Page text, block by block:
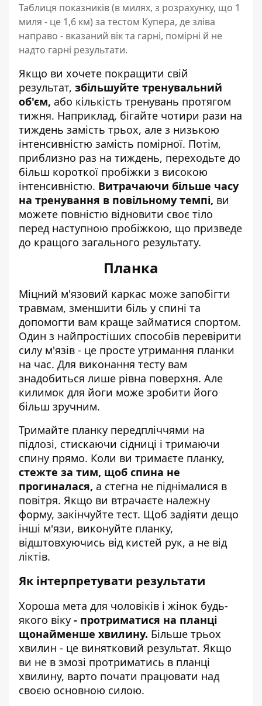
Таблиця показників (в милях, з розрахунку, що 1
миля - це 1,6 км) за тестом Купера, де зліва
направо - вказаний вік та гарні, помірні й не
надто гарні результати.
Якщо ви хочете покращити свій
результат, збільшуйте тренувальний
об'єм, або кількість тренувань протягом
тижня. Наприклад, бігайте чотири рази на
тиждень замість трьох, але з низькою
інтенсивністю замість помірної. Потім,
приблизно раз на тиждень, переходьте до
більш короткої пробіжки з високою
інтенсивністю. Витрачаючи більше часу
на тренування в повільному темпі, ви
можете повністю відновити своє тіло
перед наступною пробіжкою, що призведе
до кращого загального результату.
Планка
Міцний м'язовий каркас може запобігти
травмам, зменшити біль у спині та
допомогти вам краще займатися спортом.
Один з найпростіших способів перевірити
силу м'язів - це просте утримання планки
на час. Для виконання тесту вам
знадобиться лише рівна поверхня. Але
килимок для йоги може зробити його
більш зручним.
Тримайте планку передпліччями на
підлозі, стискаючи сідниці і тримаючи
спину прямо. Коли ви тримаєте планку,
стежте за тим, щоб спина не
прогиналася, а стегна не піднімалися в
повітря. Якщо ви втрачаєте належну
форму, закінчуйте тест. Щоб задіяти дещо
інші м'язи, виконуйте планку,
відштовхуючись від кистей рук, а не від
ліктів.
Як інтерпретувати результати
Хороша мета для чоловіків і жінок будь-
якого віку - протриматися на планці
щонайменше хвилину. Більше трьох
хвилин - це винятковий результат. Якщо
ви не в змозі протриматись в планці
хвилину, варто почати працювати над
своєю основною силою.